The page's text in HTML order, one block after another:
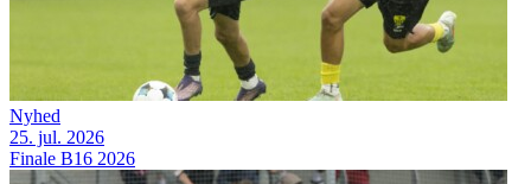
Nyhed
25. jul. 2026
Finale B16 2026